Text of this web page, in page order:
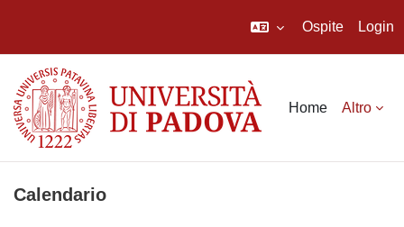
Ospite Login
Home Altro
Calendario